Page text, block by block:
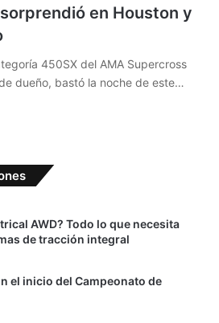
en Houston y
450SX del AMA Supercross
dueño, bastó la noche de este…
AWD? Todo lo que necesita
de tracción integral
el inicio del Campeonato de